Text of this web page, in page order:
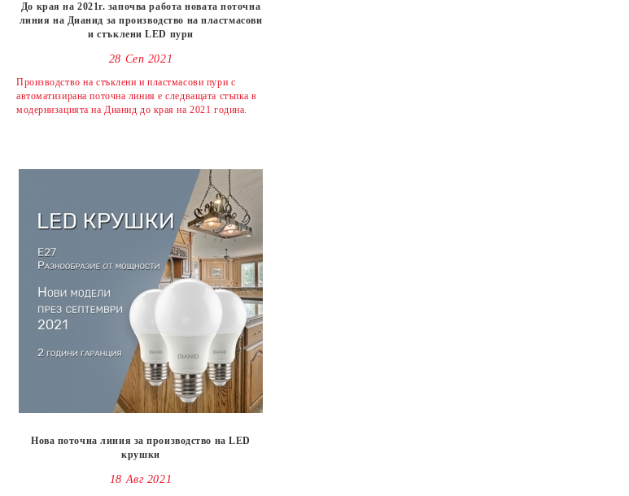
До края на 2021г. започва работа новата поточна
линия на Дианид за производство на пластмасови
и стъклени LED пури
28 Сеп 2021
Производство на стъклени и пластмасови пури с
автоматизирана поточна линия е следващата стъпка в
модернизацията на Дианид до края на 2021 година.
Нова поточна линия за производство на LED
крушки
18 Авг 2021